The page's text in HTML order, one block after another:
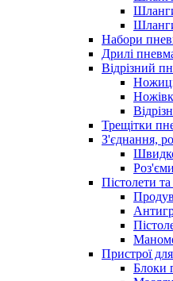
Набори
Дрилі
Відрізний
Трещітки
З'єднання,
Пістолети
Пристрої
Блоки